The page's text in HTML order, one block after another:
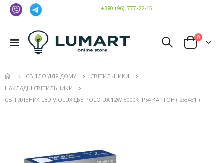
+380 (96) 777-22-15
Toggle
Cart
0
СВІТЛО ДЛЯ ДОМУ
СВІТИЛЬНИКИ
НАКЛАДНІ СВІТИЛЬНИКИ
СВІТИЛЬНИК LED VIOLUX ДББ POLO UA 12W 5000K IP54 КАРТОН ( 253431 )
зображень